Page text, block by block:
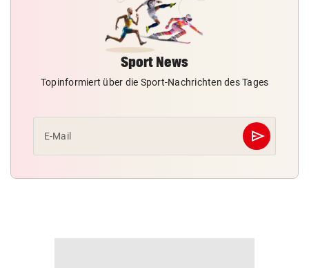
Sport News
Topinformiert über die Sport-Nachrichten des Tages
E-Mail send
Abschicken